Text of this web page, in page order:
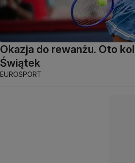
Okazja do rewanżu. Oto
Świątek
EUROSPORT